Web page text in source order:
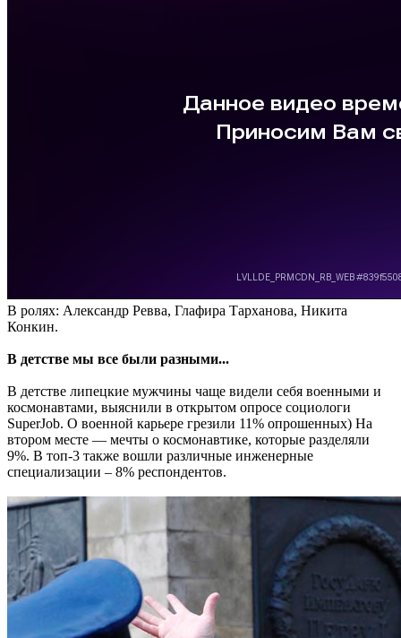
В ролях: Александр Ревва, Глафира Тарханова, Никита
Конкин.
В детстве мы все были разными...
В детстве липецкие мужчины чаще видели себя военными и
космонавтами, выяснили в открытом опросе социологи
SuperJob. О военной карьере грезили 11% опрошенных) На
втором месте — мечты о космонавтике, которые разделяли
9%. В топ-3 также вошли различные инженерные
специализации – 8% респондентов.